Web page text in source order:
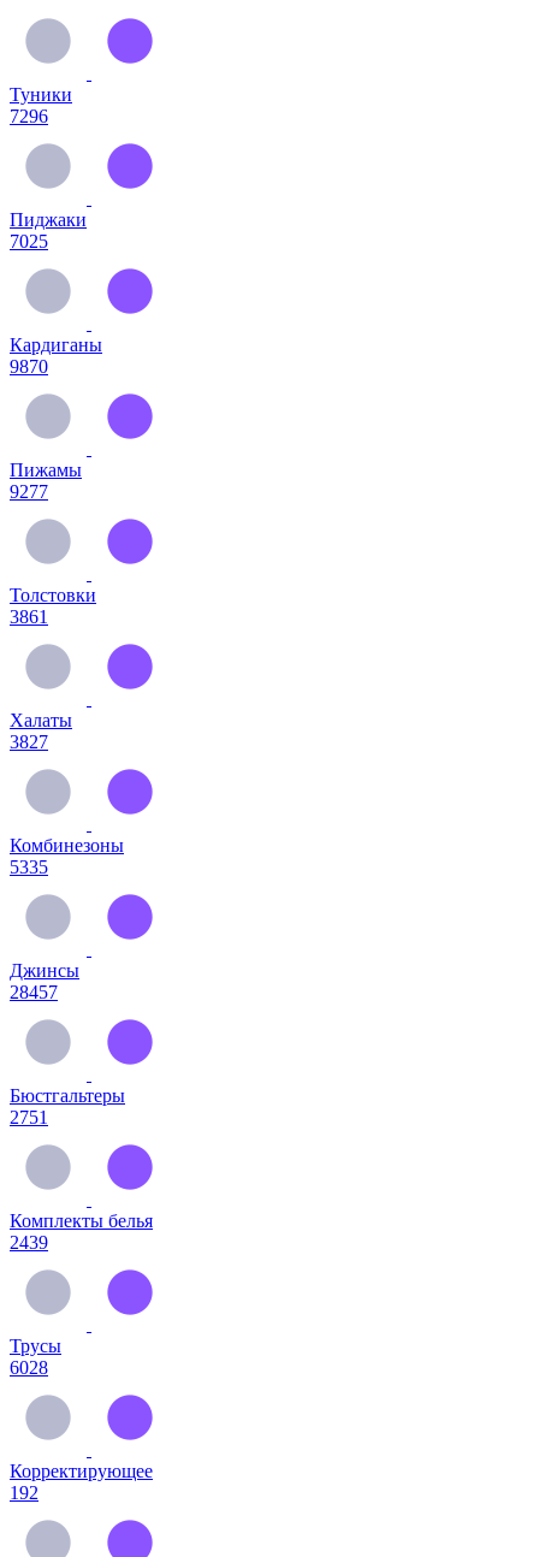
Туники
7296
Пиджаки
7025
Кардиганы
9870
Пижамы
9277
Толстовки
3861
Халаты
3827
Комбинезоны
5335
Джинсы
28457
Бюстгальтеры
2751
Комплекты белья
2439
Трусы
6028
Корректирующее
192